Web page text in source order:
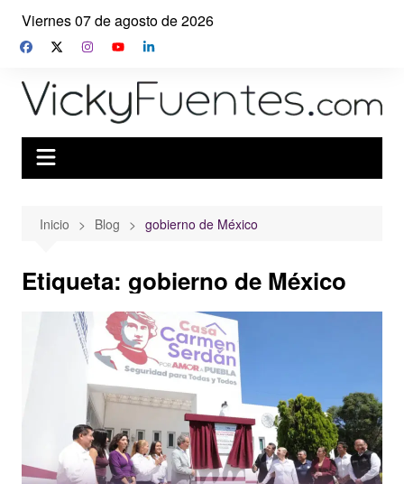
Saltar
contenido
Viernes 07 de agosto de 2026
Inicio Blog gobierno de México
Etiqueta: gobierno de México